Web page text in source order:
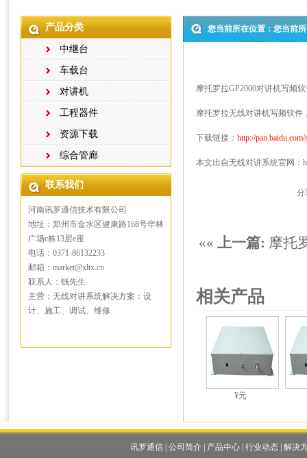
产品分类
中继台
车载台
对讲机
工程器件
资源下载
综合管廊
联系我们
河南讯罗通信技术有限公司
地址：郑州市金水区健康路168号华林
广场c栋13层e座
电话：0371-86132233
邮箱：market@xltx.cn
联系人：钱先生
主营：无线对讲系统解决方案：设
计、施工、调试、维修
您当前所在位置：您当前
摩托罗拉GP2000对讲机写频软
摩托罗拉无线对讲机写频软件
下载链接： http://
本文出自无线对讲系统官网：
分
«« 上一篇: 摩托
相关产品
¥元
讯罗通信| 公司简介| 产品中心| 行业动态| 解决